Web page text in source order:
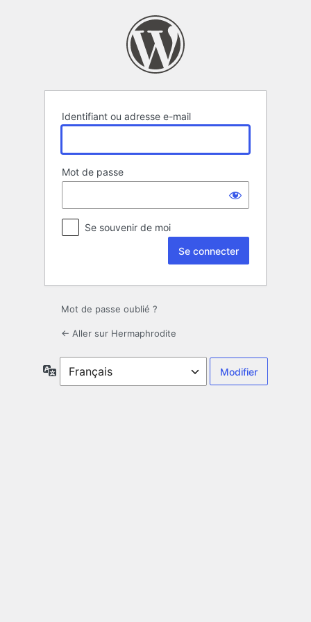
Identifiant ou adresse e-mail
Mot de passe
Se souvenir de moi
Mot de passe oublié ?
← Aller sur Hermaphrodite
Langue